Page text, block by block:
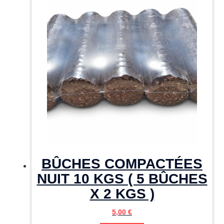
BÛCHES COMPACTÉES
NUIT 10 KGS ( 5 BÛCHES
X 2 KGS )
5,00 €